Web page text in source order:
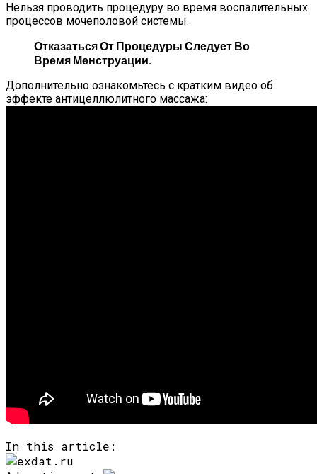
Нельзя проводить процедуру во время воспалительных
процессов мочеполовой системы.
Отказаться От Процедуры Следует Во
Время Менструации.
Дополнительно ознакомьтесь с кратким видео об
эффекте антицеллюлитного массажа:
In this article: